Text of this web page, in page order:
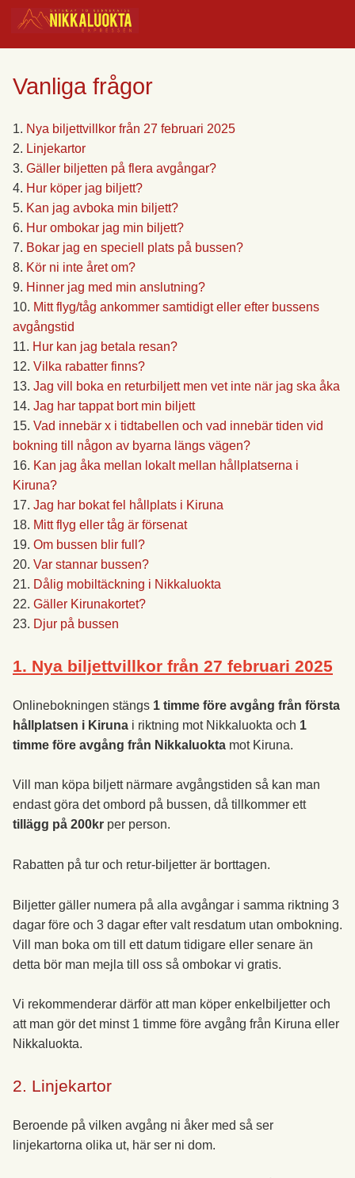
Vanliga frågor
Nya biljettvillkor från 27 februari 2025
Linjekartor
Gäller biljetten på flera avgångar?
Hur köper jag biljett?
Kan jag avboka min biljett?
Hur ombokar jag min biljett?
Bokar jag en speciell plats på bussen?
Kör ni inte året om?
Hinner jag med min anslutning?
Mitt flyg/tåg ankommer samtidigt eller efter bussens
avgångstid
Hur kan jag betala resan?
Vilka rabatter finns?
Jag vill boka en returbiljett men vet inte när jag ska åka
Jag har tappat bort min biljett
Vad innebär x i tidtabellen och vad innebär tiden vid
bokning till någon av byarna längs vägen?
Kan jag åka mellan lokalt mellan hållplatserna i
Kiruna?
Jag har bokat fel hållplats i Kiruna
Mitt flyg eller tåg är försenat
Om bussen blir full?
Var stannar bussen?
Dålig mobiltäckning i Nikkaluokta
Gäller Kirunakortet?
Djur på bussen
1. Nya biljettvillkor från 27 februari 2025
Onlinebokningen stängs 1 timme före avgång från första
hållplatsen i Kiruna i riktning mot Nikkaluokta och 1
timme före avgång från Nikkaluokta mot Kiruna.
Vill man köpa biljett närmare avgångstiden så kan man
endast göra det ombord på bussen, då tillkommer ett
tillägg på 200kr per person.
Rabatten på tur och retur-biljetter är borttagen.
Biljetter gäller numera på alla avgångar i samma riktning 3
dagar före och 3 dagar efter valt resdatum utan ombokning.
Vill man boka om till ett datum tidigare eller senare än
detta bör man mejla till oss så ombokar vi gratis.
Vi rekommenderar därför att man köper enkelbiljetter och
att man gör det minst 1 timme före avgång från Kiruna eller
Nikkaluokta.
2. Linjekartor
Beroende på vilken avgång ni åker med så ser
linjekartorna olika ut, här ser ni dom.